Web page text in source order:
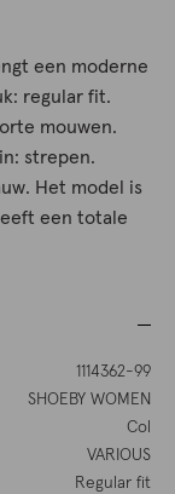
een moderne
regular fit.
mouwen.
strepen.
Het model is
een totale
1114362-99
SHOEBY WOMEN
Col
VARIOUS
Regular fit